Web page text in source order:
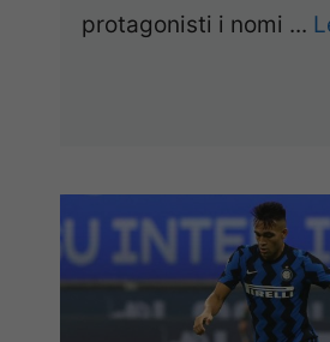
protagonisti i nomi ...